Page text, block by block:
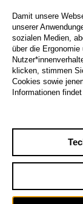
Damit unsere
unserer
sozialen Medien,
über die
klicken, stimmen
Cookies sowie
Informationen